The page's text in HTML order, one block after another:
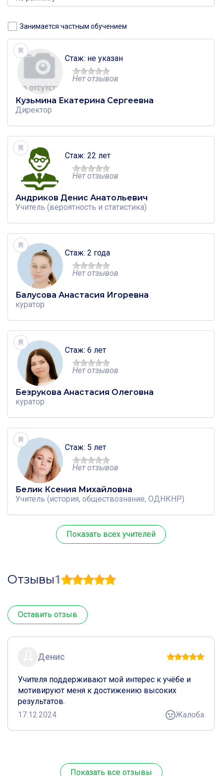
Занимается частным обучением
Стаж: не указан
Нет отзывов
Кузьмина Екатерина Сергеевна
Директор
Стаж: 22 лет
Нет отзывов
Андриков Денис Анатольевич
Учитель (вероятность и статистика)
Стаж: 2 года
Нет отзывов
Балусова Анастасия Игоревна
куратор
Стаж: 6 лет
Нет отзывов
Безрукова Анастасия Олеговна
куратор
Стаж: 5 лет
Нет отзывов
Белик Ксения Михайловна
Учитель (история, обществознание, ОДНКНР)
Показать всех учителей
Отзывы1
Оставить отзыв
Денис
Учителя поддерживают мой интерес к учёбе и
мотивируют меня к достижению высоких
результатов.
17.12.2024
Жалоба
Показать все отзывы